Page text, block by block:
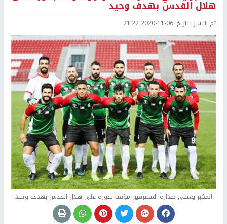
هلال القدس بهدف وحيد
تم النشر بتاريخ: 2020-11-06 21:22
المكبر يعتلي صدارة المحترفين مؤقتا بفوزه على هلال القدس بهدف وحيد